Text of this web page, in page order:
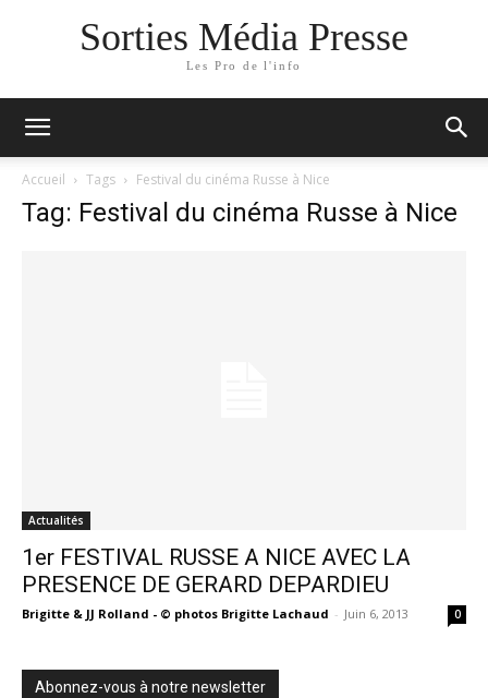
Sorties Média Presse
Les Pro de l'info
Accueil Tags Festival du cinéma Russe à Nice
Tag: Festival du cinéma Russe à Nice
Actualités
1er FESTIVAL RUSSE A NICE AVEC LA
PRESENCE DE GERARD DEPARDIEU
Brigitte & JJ Rolland - © photos Brigitte Lachaud - Juin 6, 2013 0
Abonnez-vous à notre newsletter